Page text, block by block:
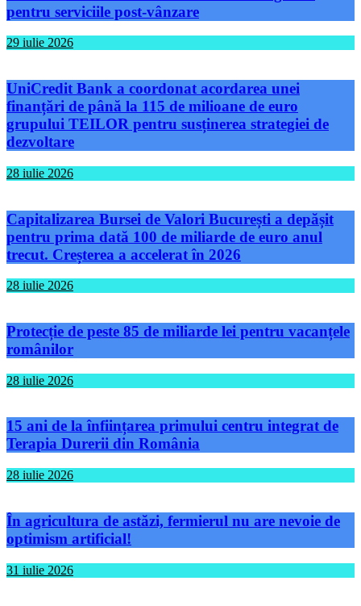
pentru serviciile post-vânzare
29 iulie 2026
UniCredit Bank a coordonat acordarea unei
finanțări de până la 115 de milioane de euro
grupului TEILOR pentru susținerea strategiei de
dezvoltare
28 iulie 2026
Capitalizarea Bursei de Valori București a depășit
pentru prima dată 100 de miliarde de euro anul
trecut. Creșterea a accelerat în 2026
28 iulie 2026
Protecție de peste 85 de miliarde lei pentru vacanțele
românilor
28 iulie 2026
15 ani de la înființarea primului centru integrat de
Terapia Durerii din România
28 iulie 2026
În agricultura de astăzi, fermierul nu are nevoie de
optimism artificial!
31 iulie 2026